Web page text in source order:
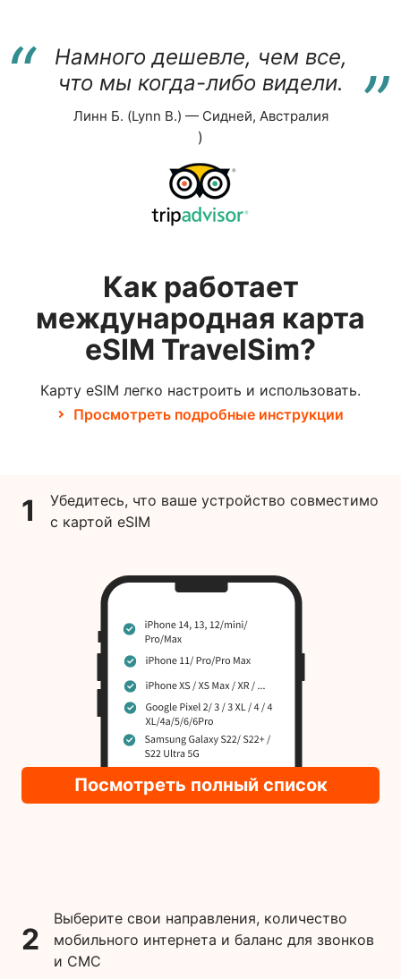
“
Намного дешевле, чем все,
что мы когда-либо видели.
“
Линн Б. (Lynn B.) — Сидней, Австралия
)
Как работает
международная карта
eSIM TravelSim?
Карту eSIM легко настроить и использовать.
Просмотреть подробные инструкции
1
Убедитесь, что ваше устройство совместимо
с картой eSIM
Посмотреть полный список
2
Выберите свои направления, количество
мобильного интернета и баланс для звонков
и СМС